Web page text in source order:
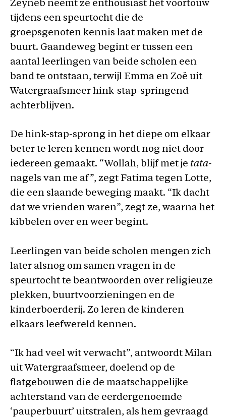
Zeyneb neemt ze enthousiast het voortouw
tijdens een speurtocht die de
groepsgenoten kennis laat maken met de
buurt. Gaandeweg begint er tussen een
aantal leerlingen van beide scholen een
band te ontstaan, terwijl Emma en Zoë uit
Watergraafsmeer hink-stap-springend
achterblijven.
De hink-stap-sprong in het diepe om elkaar
beter te leren kennen wordt nog niet door
iedereen gemaakt. “Wollah, blijf met je tata-
nagels van me af”, zegt Fatima tegen Lotte,
die een slaande beweging maakt. “Ik dacht
dat we vrienden waren”, zegt ze, waarna het
kibbelen over en weer begint.
Leerlingen van beide scholen mengen zich
later alsnog om samen vragen in de
speurtocht te beantwoorden over religieuze
plekken, buurtvoorzieningen en de
kinderboerderij. Zo leren de kinderen
elkaars leefwereld kennen.
“Ik had veel wit verwacht”, antwoordt Milan
uit Watergraafsmeer, doelend op de
flatgebouwen die de maatschappelijke
achterstand van de eerdergenoemde
‘pauperbuurt’ uitstralen, als hem gevraagd